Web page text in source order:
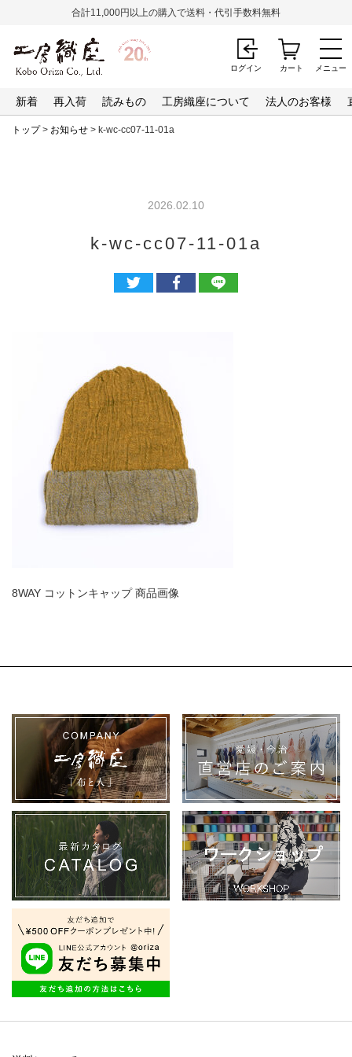
メニュー
合計11,000円以上の購入で送料・代引手数料無料
新着 再入荷 読みもの 工房織座について 法人のお客様
ログイン カート
トップ> お知らせ > k-wc-cc07-11-01a
2026.02.10
k-wc-cc07-11-01a
8WAY コットンキャップ 商品画像